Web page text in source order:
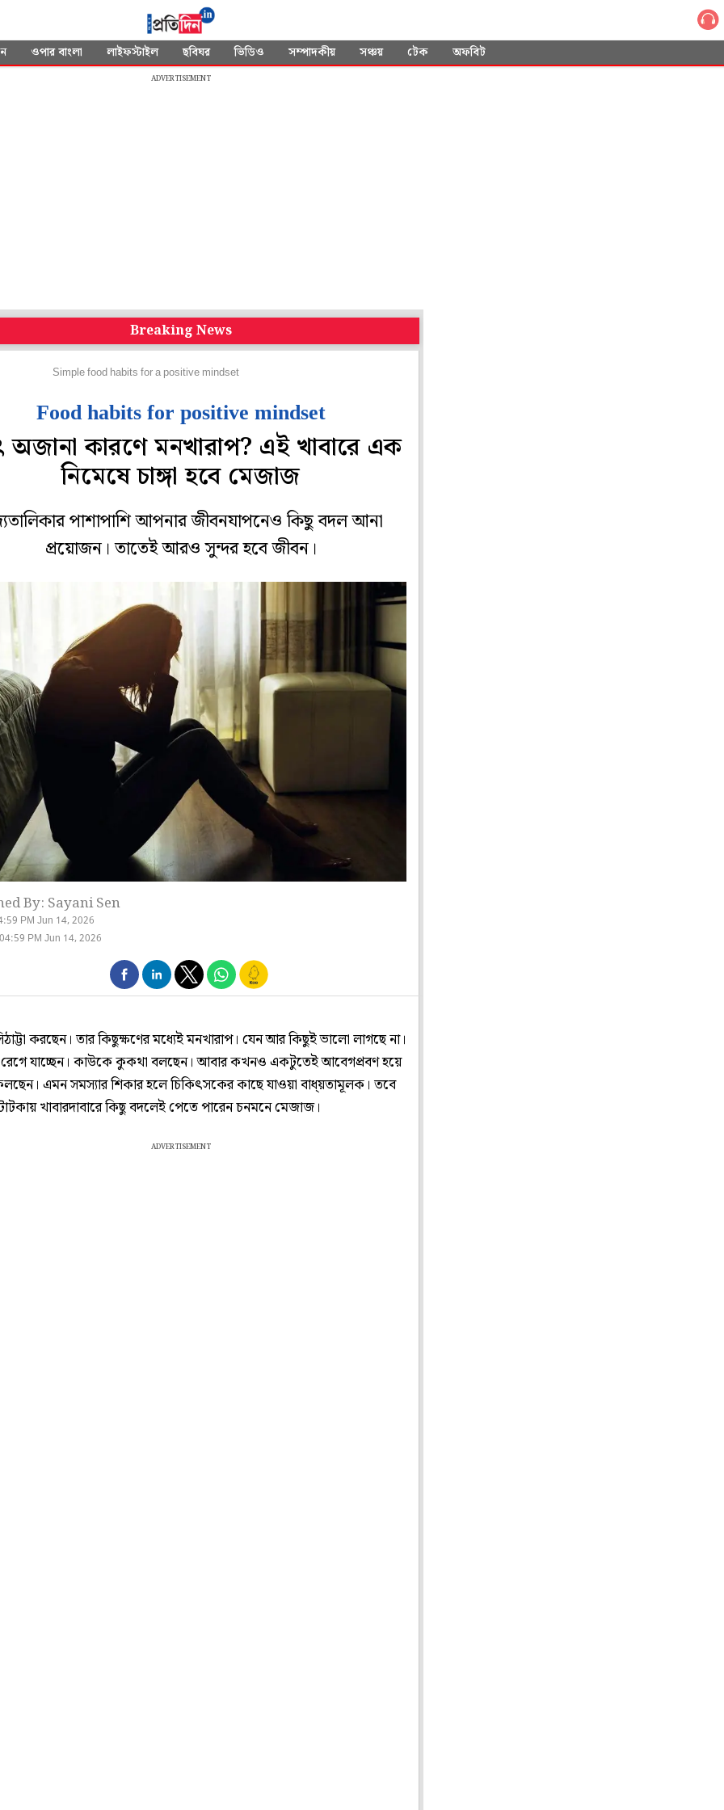
ওপার বাংলা লাইফস্টাইল ছবিঘর ভিডিও সম্পাদকীয় সঞ্চয় টেক অফবিট
ADVERTISEMENT
Breaking News
Simple food habits for a positive mindset
Food habits for positive mindset
অজানা কারণে মনখারাপ? এই খাবারে এক
নিমেষে চাঙ্গা হবে মেজাজ
পাশাপাশি আপনার জীবনযাপনেও কিছু বদল আনা
প্রয়োজন। তাতেই আরও সুন্দর হবে জীবন।
By: Sayani Sen
PM Jun 14, 2026
PM Jun 14, 2026
করছেন। তার কিছুক্ষণের মধ্যেই মনখারাপ। যেন আর কিছুই ভালো লাগছে না।
যাচ্ছেন। কাউকে কুকথা বলছেন। আবার কখনও একটুতেই আবেগপ্রবণ হয়ে
এমন সমস্যার শিকার হলে চিকিৎসকের কাছে যাওয়া বাধ্য়তামূলক। তবে
খাবারদাবারে কিছু বদলেই পেতে পারেন চনমনে মেজাজ।
ADVERTISEMENT